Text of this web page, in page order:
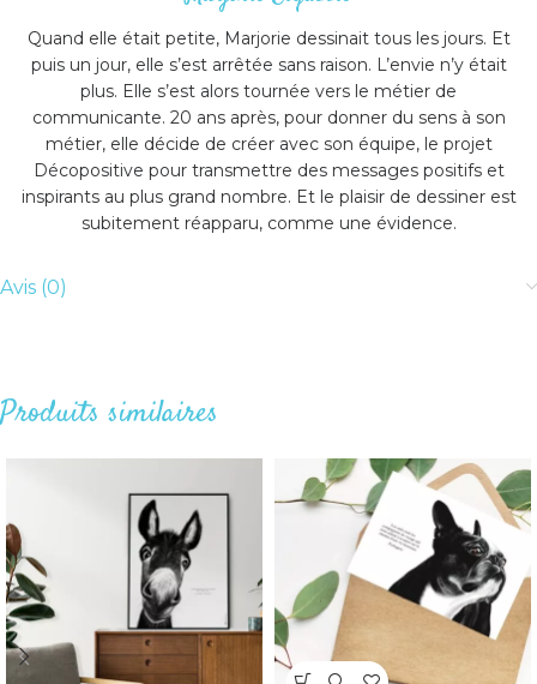
Quand elle était petite, Marjorie dessinait tous les jours. Et
puis un jour, elle s’est arrêtée sans raison. L’envie n’y était
plus. Elle s’est alors tournée vers le métier de
communicante. 20 ans après, pour donner du sens à son
métier, elle décide de créer avec son équipe, le projet
Décopositive pour transmettre des messages positifs et
inspirants au plus grand nombre. Et le plaisir de dessiner est
subitement réapparu, comme une évidence.
Avis (0)
Produits similaires